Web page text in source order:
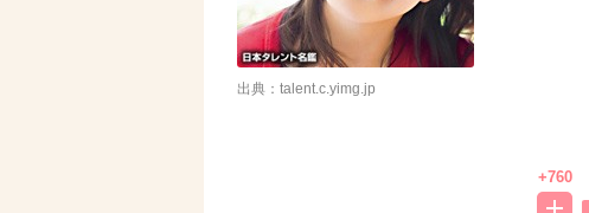
出典：talent.c.yimg.jp
+760